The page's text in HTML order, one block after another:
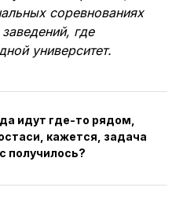
соревнованиях
где
университет.
идут где-то рядом,
кажется, задача
получилось?